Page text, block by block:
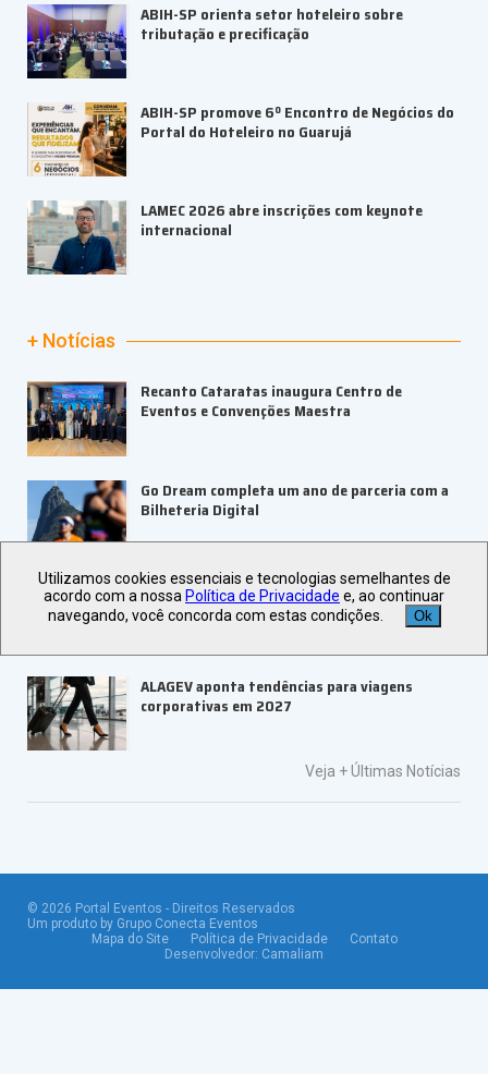
ABIH-SP orienta setor hoteleiro sobre
tributação e precificação
ABIH-SP promove 6º Encontro de Negócios do
Portal do Hoteleiro no Guarujá
LAMEC 2026 abre inscrições com keynote
internacional
+ Notícias
Recanto Cataratas inaugura Centro de
Eventos e Convenções Maestra
Go Dream completa um ano de parceria com a
Bilheteria Digital
ABRAPE e Ambev abrem inscrições para o
PRESE 2026
ALAGEV aponta tendências para viagens
corporativas em 2027
Veja +Últimas Notícias
© 2026 Portal Eventos - Direitos Reservados
Um produto by Grupo Conecta Eventos
Mapa do Site
Política de Privacidade
Contato
Desenvolvedor: Camaliam
Utilizamos cookies essenciais e tecnologias semelhantes de
acordo com a nossa Política de Privacidade e, ao continuar
navegando, você concorda com estas condições.
Ok